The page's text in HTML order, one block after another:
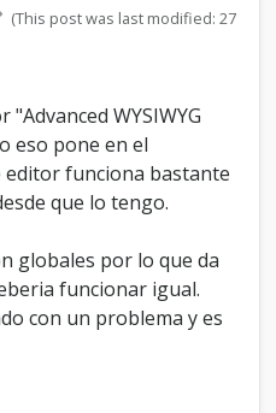
d
e
e
d
i
t
o
W
Y
S
(This post was last modified: 27
WYSIWYG
eso pone en el
editor funciona bastante
que lo tengo.
globales por lo que da
funcionar igual.
con un problema y es